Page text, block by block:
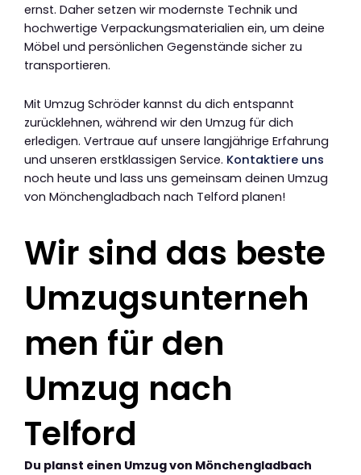
ernst. Daher setzen wir modernste Technik und
hochwertige Verpackungsmaterialien ein, um deine
Möbel und persönlichen Gegenstände sicher zu
transportieren.
Mit Umzug Schröder kannst du dich entspannt
zurücklehnen, während wir den Umzug für dich
erledigen. Vertraue auf unsere langjährige Erfahrung
und unseren erstklassigen Service. Kontaktiere uns
noch heute und lass uns gemeinsam deinen Umzug
von Mönchengladbach nach Telford planen!
Wir sind das beste
Umzugsunterneh
men für den
Umzug nach
Telford
Du planst einen Umzug von Mönchengladbach